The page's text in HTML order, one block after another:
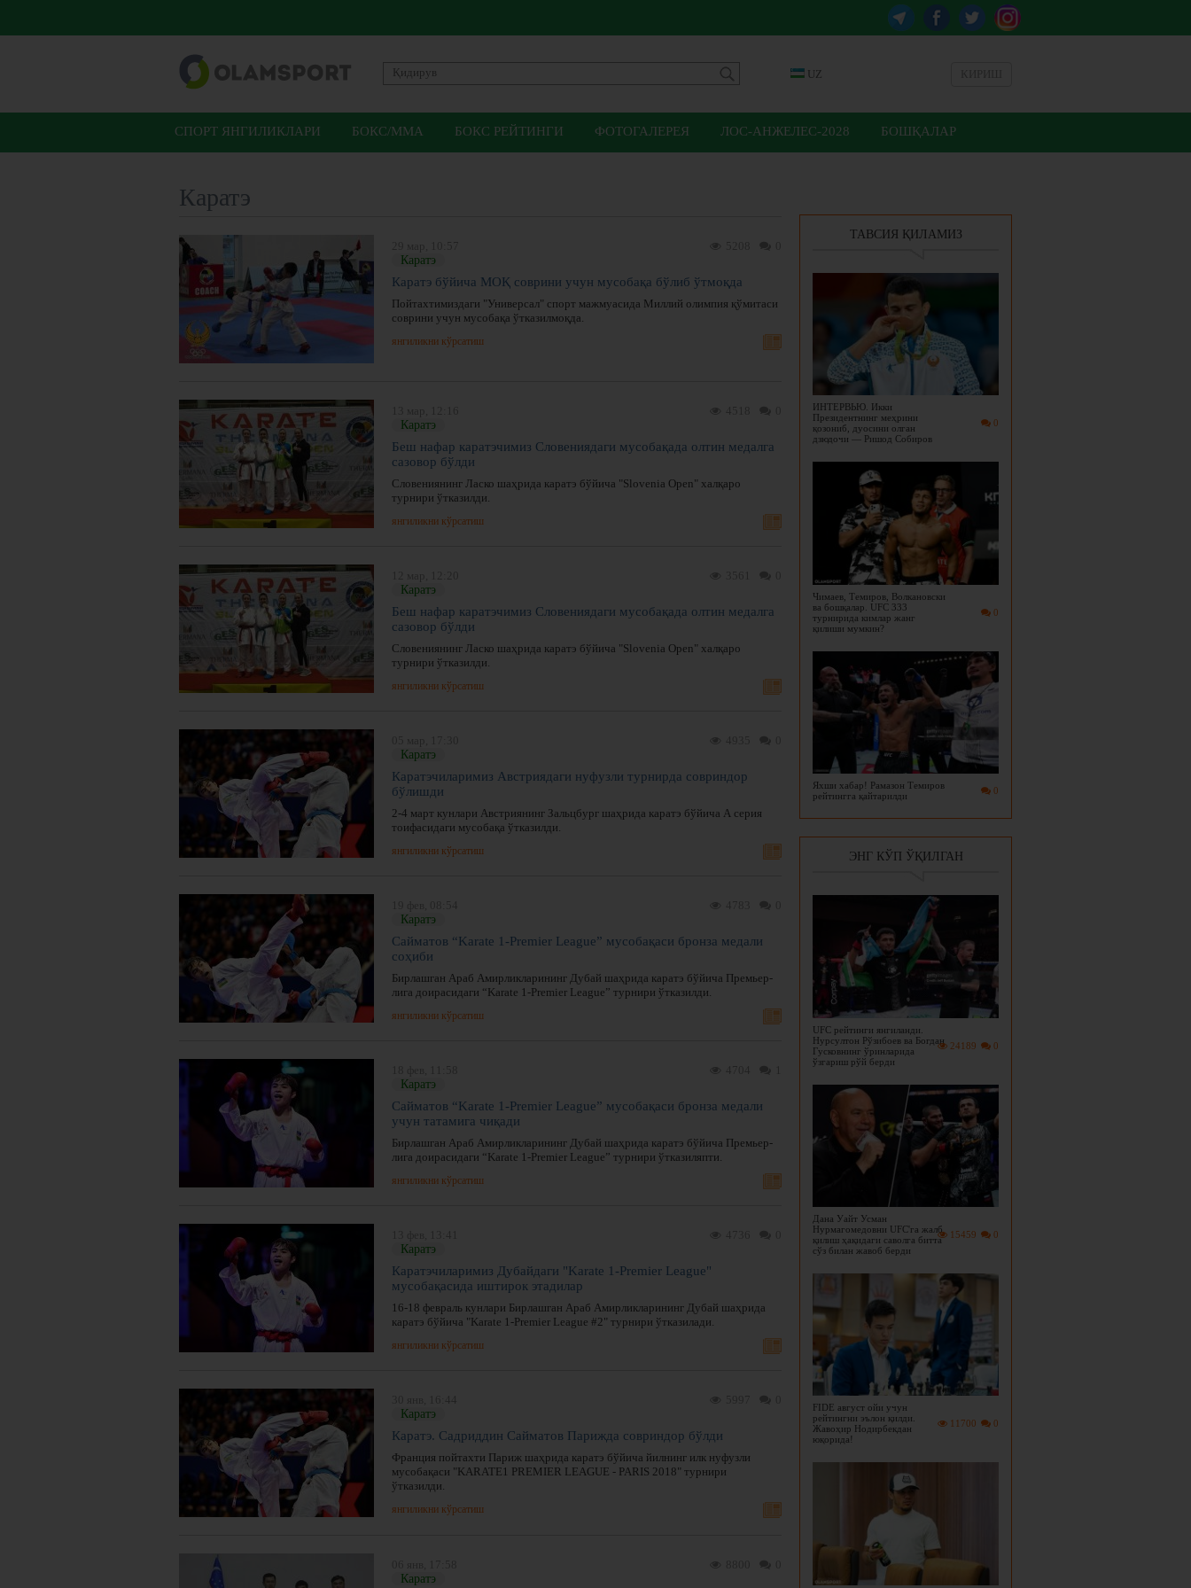
UZ
СПОРТ ЯНГИЛИКЛАРИ БОКС/ММА БОКС РЕЙТИНГИ ФОТОГАЛЕРЕЯ ЛОС-АНЖЕЛЕС-2028 БОШҚАЛАР
ТАВСИЯ ҚИЛАМИЗ
0
ИНТЕРВЬЮ. Икки
Президентнинг меҳрини
қозониб, дуосини олган
дзюдочи — Ришод Собиров
0
Чимаев, Темиров, Волкановски
ва бошқалар. UFC 333
турнирида кимлар жанг
қилиши мумкин?
0
Яхши хабар! Рамазон Темиров
рейтингга қайтарилди
ЭНГ КЎП ЎҚИЛГАН
0
24189
UFC рейтинги янгиланди.
Нурсултон Рўзибоев ва Богдан
Гусковнинг ўринларида
ўзгариш рўй берди
0
15459
Дана Уайт Усман
Нурмагомедовни UFC'га жалб
қилиш ҳақидаги саволга битта
сўз билан жавоб берди
0
11700
FIDE август ойи учун
рейтингни эълон қилди.
Жавоҳир Нодирбекдан
юқорида!
Каратэ
Каратэ
Каратэ бўйича МОҚ соврини учун мусобақа бўлиб ўтмоқда
Пойтахтимиздаги "Универсал" спорт мажмуасида Миллий олимпия қўмитаси
соврини учун мусобақа ўтказилмоқда.
янгиликни кўрсатиш
Каратэ
Беш нафар каратэчимиз Словениядаги мусобақада олтин медалга
сазовор бўлди
Словениянинг Ласко шаҳрида каратэ бўйича "Slovenia Open" халқаро
турнири ўтказилди.
янгиликни кўрсатиш
Каратэ
Беш нафар каратэчимиз Словениядаги мусобақада олтин медалга
сазовор бўлди
Словениянинг Ласко шаҳрида каратэ бўйича "Slovenia Open" халқаро
турнири ўтказилди.
янгиликни кўрсатиш
Каратэ
Каратэчиларимиз Австриядаги нуфузли турнирда совриндор
бўлишди
2-4 март кунлари Австриянинг Зальцбург шаҳрида каратэ бўйича А серия
тоифасидаги мусобақа ўтказилди.
янгиликни кўрсатиш
Каратэ
Сайматов “Karate 1-Premier League” мусобақаси бронза медали
соҳиби
Бирлашган Араб Амирликларининг Дубай шаҳрида каратэ бўйича Премьер-
лига доирасидаги “Karate 1-Premier League” турнири ўтказилди.
янгиликни кўрсатиш
Каратэ
Сайматов “Karate 1-Premier League” мусобақаси бронза медали
учун татамига чиқади
Бирлашган Араб Амирликларининг Дубай шаҳрида каратэ бўйича Премьер-
лига доирасидаги “Karate 1-Premier League” турнири ўтказиляпти.
янгиликни кўрсатиш
Каратэ
Каратэчиларимиз Дубайдаги "Karate 1-Premier League"
мусобақасида иштирок этадилар
16-18 февраль кунлари Бирлашган Араб Амирликларининг Дубай шаҳрида
каратэ бўйича "Karate 1-Premier League #2" турнири ўтказилади.
янгиликни кўрсатиш
Каратэ
Каратэ. Садриддин Сайматов Парижда совриндор бўлди
Франция пойтахти Париж шаҳрида каратэ бўйича йилнинг илк нуфузли
мусобақаси "KARATE1 PREMIER LEAGUE - PARIS 2018" турнири
ўтказилди.
янгиликни кўрсатиш
Каратэ